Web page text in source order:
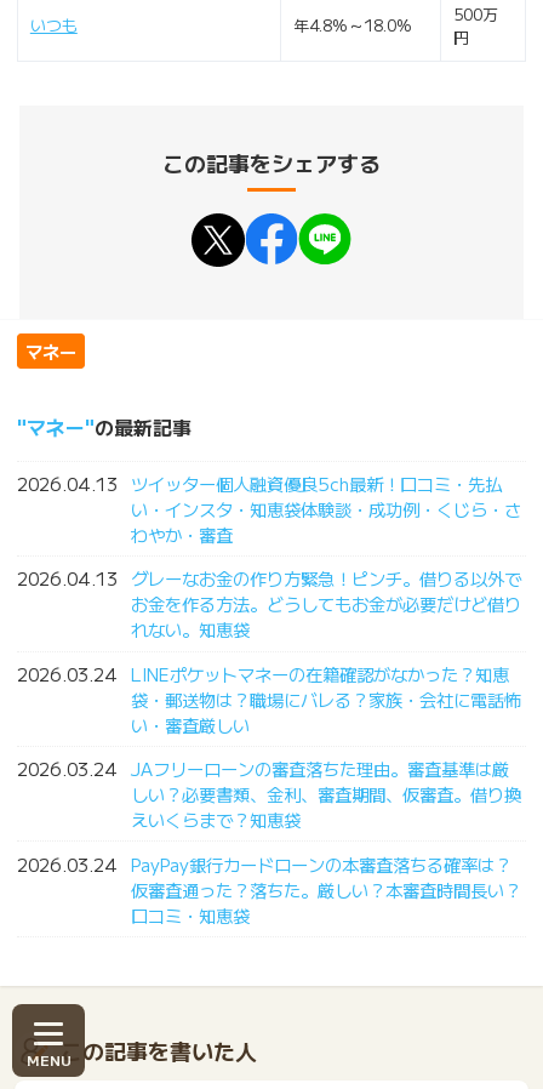
いつも 年4.8%～18.0%
500万
円
この記事をシェアする
マネー
マネー の最新記事
2026.04.13
ツイッター個人融資優良5ch最新！口コミ・先払
い・インスタ・知恵袋体験談・成功例・くじら・さ
わやか・審査
2026.04.13
グレーなお金の作り方緊急！ピンチ。借りる以外で
お金を作る方法。どうしてもお金が必要だけど借り
れない。知恵袋
2026.03.24 LINEポケットマネーの在籍確認がなかった？知恵
袋・郵送物は？職場にバレる？家族・会社に電話怖
い・審査厳しい
2026.03.24 JAフリーローンの審査落ちた理由。審査基準は厳
しい？必要書類、金利、審査期間、仮審査。借り換
えいくらまで？知恵袋
2026.03.24 PayPay銀行カードローンの本審査落ちる確率は？
仮審査通った？落ちた。厳しい？本審査時間長い？
口コミ・知恵袋
この記事を書いた人